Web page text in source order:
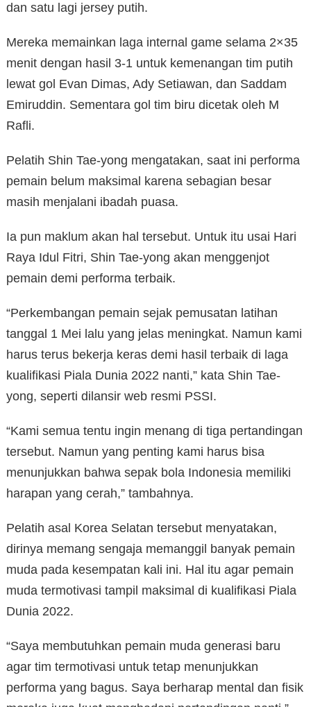
dan satu lagi jersey putih.
Mereka memainkan laga internal game selama 2×35
menit dengan hasil 3-1 untuk kemenangan tim putih
lewat gol Evan Dimas, Ady Setiawan, dan Saddam
Emiruddin. Sementara gol tim biru dicetak oleh M
Rafli.
Pelatih Shin Tae-yong mengatakan, saat ini performa
pemain belum maksimal karena sebagian besar
masih menjalani ibadah puasa.
Ia pun maklum akan hal tersebut. Untuk itu usai Hari
Raya Idul Fitri, Shin Tae-yong akan menggenjot
pemain demi performa terbaik.
“Perkembangan pemain sejak pemusatan latihan
tanggal 1 Mei lalu yang jelas meningkat. Namun kami
harus terus bekerja keras demi hasil terbaik di laga
kualifikasi Piala Dunia 2022 nanti,” kata Shin Tae-
yong, seperti dilansir web resmi PSSI.
“Kami semua tentu ingin menang di tiga pertandingan
tersebut. Namun yang penting kami harus bisa
menunjukkan bahwa sepak bola Indonesia memiliki
harapan yang cerah,” tambahnya.
Pelatih asal Korea Selatan tersebut menyatakan,
dirinya memang sengaja memanggil banyak pemain
muda pada kesempatan kali ini. Hal itu agar pemain
muda termotivasi tampil maksimal di kualifikasi Piala
Dunia 2022.
“Saya membutuhkan pemain muda generasi baru
agar tim termotivasi untuk tetap menunjukkan
performa yang bagus. Saya berharap mental dan fisik